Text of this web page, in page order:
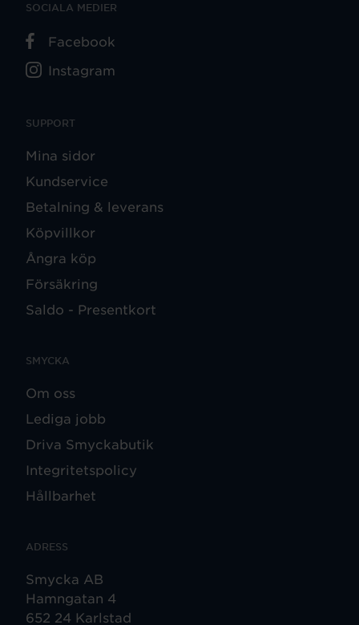
SUPPORT
Mina sidor
Kundservice
Betalning & leverans
Köpvillkor
Ångra köp
Försäkring
Saldo - Presentkort
SMYCKA
Om oss
Lediga jobb
Driva Smyckabutik
Integritetspolicy
Hållbarhet
ADRESS
Smycka AB
Hamngatan 4
652 24 Karlstad
SOCIALA MEDIER
Facebook
Instagram